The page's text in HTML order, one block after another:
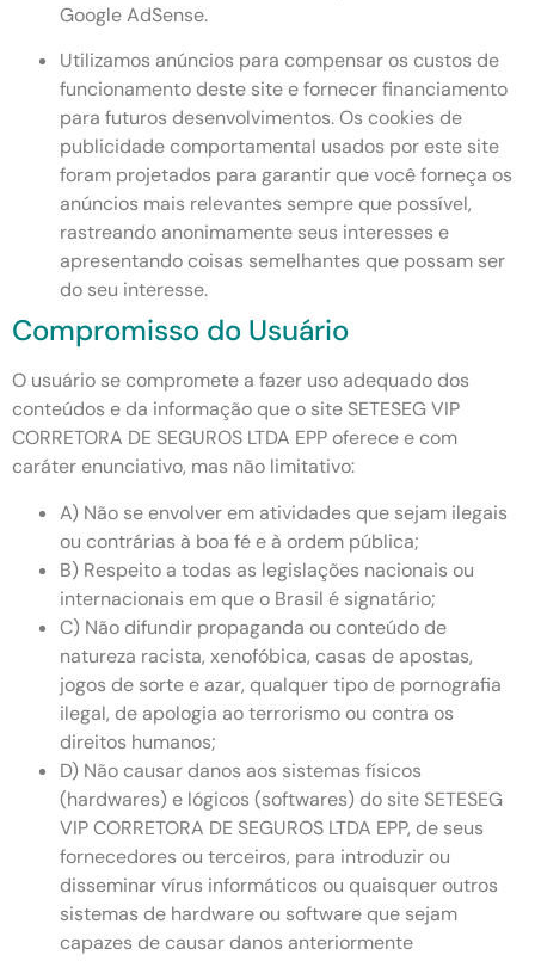
Google AdSense.
Utilizamos anúncios para compensar os custos de
funcionamento deste site e fornecer financiamento
para futuros desenvolvimentos. Os cookies de
publicidade comportamental usados ​​por este site
foram projetados para garantir que você forneça os
anúncios mais relevantes sempre que possível,
rastreando anonimamente seus interesses e
apresentando coisas semelhantes que possam ser
do seu interesse.
Compromisso do Usuário
O usuário se compromete a fazer uso adequado dos
conteúdos e da informação que o site SETESEG VIP
CORRETORA DE SEGUROS LTDA EPP oferece e com
caráter enunciativo, mas não limitativo:
A) Não se envolver em atividades que sejam ilegais
ou contrárias à boa fé e à ordem pública;
B) Respeito a todas as legislações nacionais ou
internacionais em que o Brasil é signatário;
C) Não difundir propaganda ou conteúdo de
natureza racista, xenofóbica, casas de apostas,
jogos de sorte e azar, qualquer tipo de pornografia
ilegal, de apologia ao terrorismo ou contra os
direitos humanos;
D) Não causar danos aos sistemas físicos
(hardwares) e lógicos (softwares) do site SETESEG
VIP CORRETORA DE SEGUROS LTDA EPP, de seus
fornecedores ou terceiros, para introduzir ou
disseminar vírus informáticos ou quaisquer outros
sistemas de hardware ou software que sejam
capazes de causar danos anteriormente